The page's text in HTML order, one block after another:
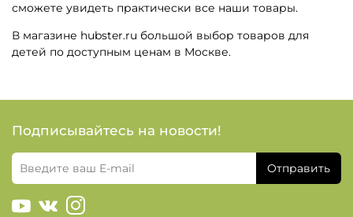
сможете увидеть практически все наши товары.
В магазине hubster.ru большой выбор товаров для
детей по доступным ценам в Москве.
Подписывайтесь на новости!
Отправить